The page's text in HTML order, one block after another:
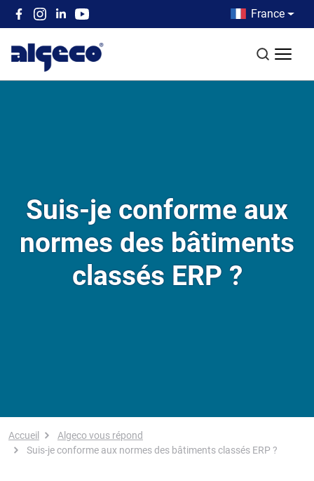
Aller au contenu principal
Top left menu
Country menu
France
Suis-je conforme aux
normes des bâtiments
classés ERP ?
Fil d'Ariane
Accueil
Algeco vous répond
Suis-je conforme aux normes des bâtiments classés ERP ?